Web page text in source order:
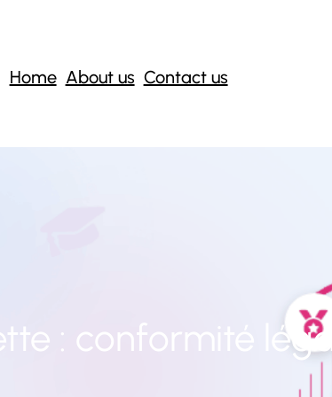
Home About us Contact us
: conformité